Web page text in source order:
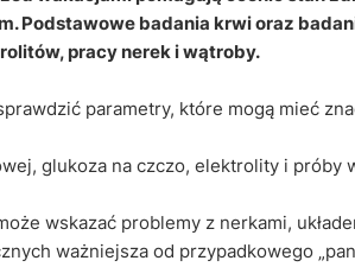
Podstawowe badania krwi oraz
pracy nerek i wątroby.
parametry, które mogą mieć
glukoza na czczo, elektrolity i próby
wskazać problemy z nerkami,
ważniejsza od przypadkowego